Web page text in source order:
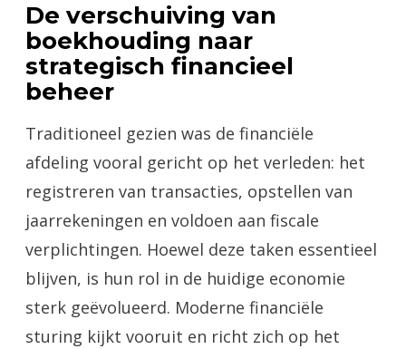
De verschuiving van
boekhouding naar
strategisch financieel
beheer
Traditioneel gezien was de financiële
afdeling vooral gericht op het verleden: het
registreren van transacties, opstellen van
jaarrekeningen en voldoen aan fiscale
verplichtingen. Hoewel deze taken essentieel
blijven, is hun rol in de huidige economie
sterk geëvolueerd. Moderne financiële
sturing kijkt vooruit en richt zich op het